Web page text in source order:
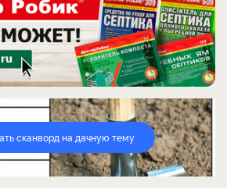
сканворд на дачную тему